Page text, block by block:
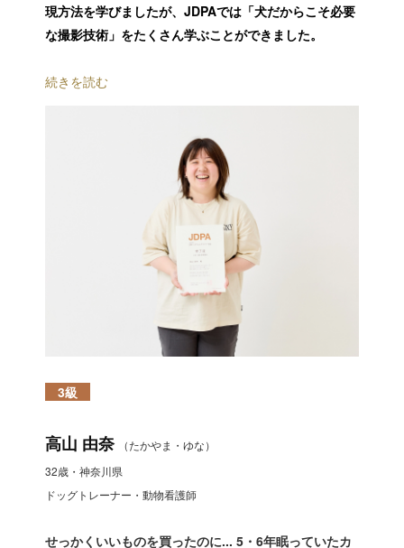
現方法を学びましたが、JDPAでは「犬だからこそ必要
な撮影技術」をたくさん学ぶことができました。
続きを読む
3級
高山 由奈
（たかやま・ゆな）
32歳・神奈川県
ドッグトレーナー・動物看護師
せっかくいいものを買ったのに... 5・6年眠っていたカ